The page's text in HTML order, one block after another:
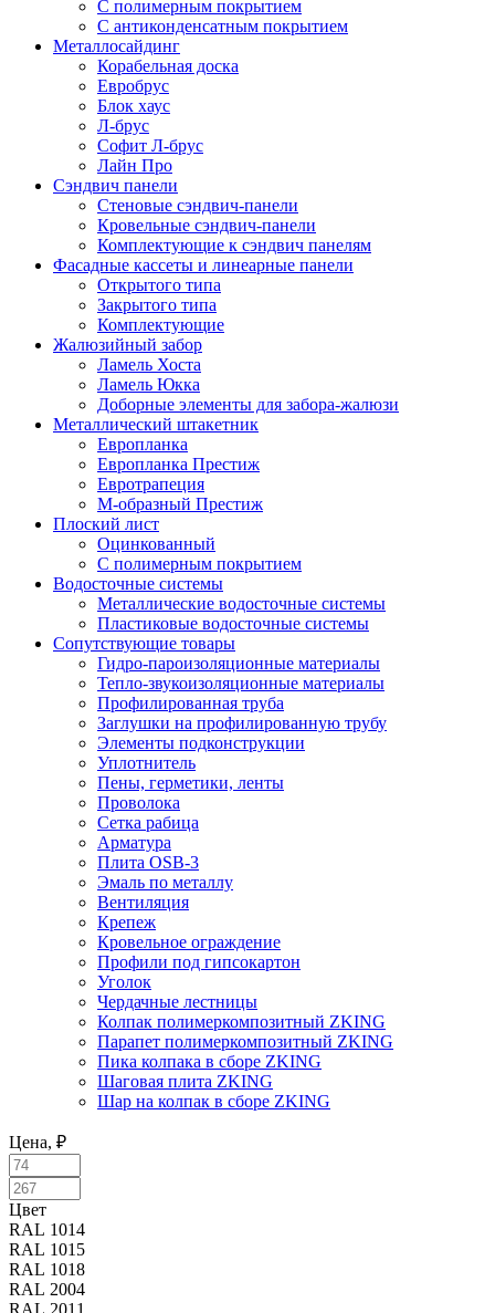
С полимерным покрытием
С антиконденсатным покрытием
Металлосайдинг
Корабельная доска
Евробрус
Блок хаус
Л-брус
Софит Л-брус
Лайн Про
Сэндвич панели
Стеновые сэндвич-панели
Кровельные сэндвич-панели
Комплектующие к сэндвич панелям
Фасадные кассеты и линеарные панели
Открытого типа
Закрытого типа
Комплектующие
Жалюзийный забор
Ламель Хоста
Ламель Юкка
Доборные элементы для забора-жалюзи
Металлический штакетник
Европланка
Европланка Престиж
Евротрапеция
М-образный Престиж
Плоский лист
Оцинкованный
С полимерным покрытием
Водосточные системы
Металлические водосточные системы
Пластиковые водосточные системы
Сопутствующие товары
Гидро-пароизоляционные материалы
Тепло-звукоизоляционные материалы
Профилированная труба
Заглушки на профилированную трубу
Элементы подконструкции
Уплотнитель
Пены, герметики, ленты
Проволока
Сетка рабица
Арматура
Плита OSB-3
Эмаль по металлу
Вентиляция
Крепеж
Кровельное ограждение
Профили под гипсокартон
Уголок
Чердачные лестницы
Колпак полимеркомпозитный ZKING
Парапет полимеркомпозитный ZKING
Пика колпака в сборе ZKING
Шаговая плита ZKING
Шар на колпак в сборе ZKING
Цена, ₽
Цвет
Цвет
RAL 1014
RAL 1015
RAL 1018
RAL 2004
RAL 2011